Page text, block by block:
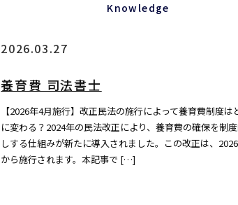
Knowledge
2026.03.27
養育費 司法書士
【2026年4月施行】改正民法の施行によって養育費制度は
に変わる？2024年の民法改正により、養育費の確保を制
しする仕組みが新たに導入されました。この改正は、
から施行されます。本記事で […]